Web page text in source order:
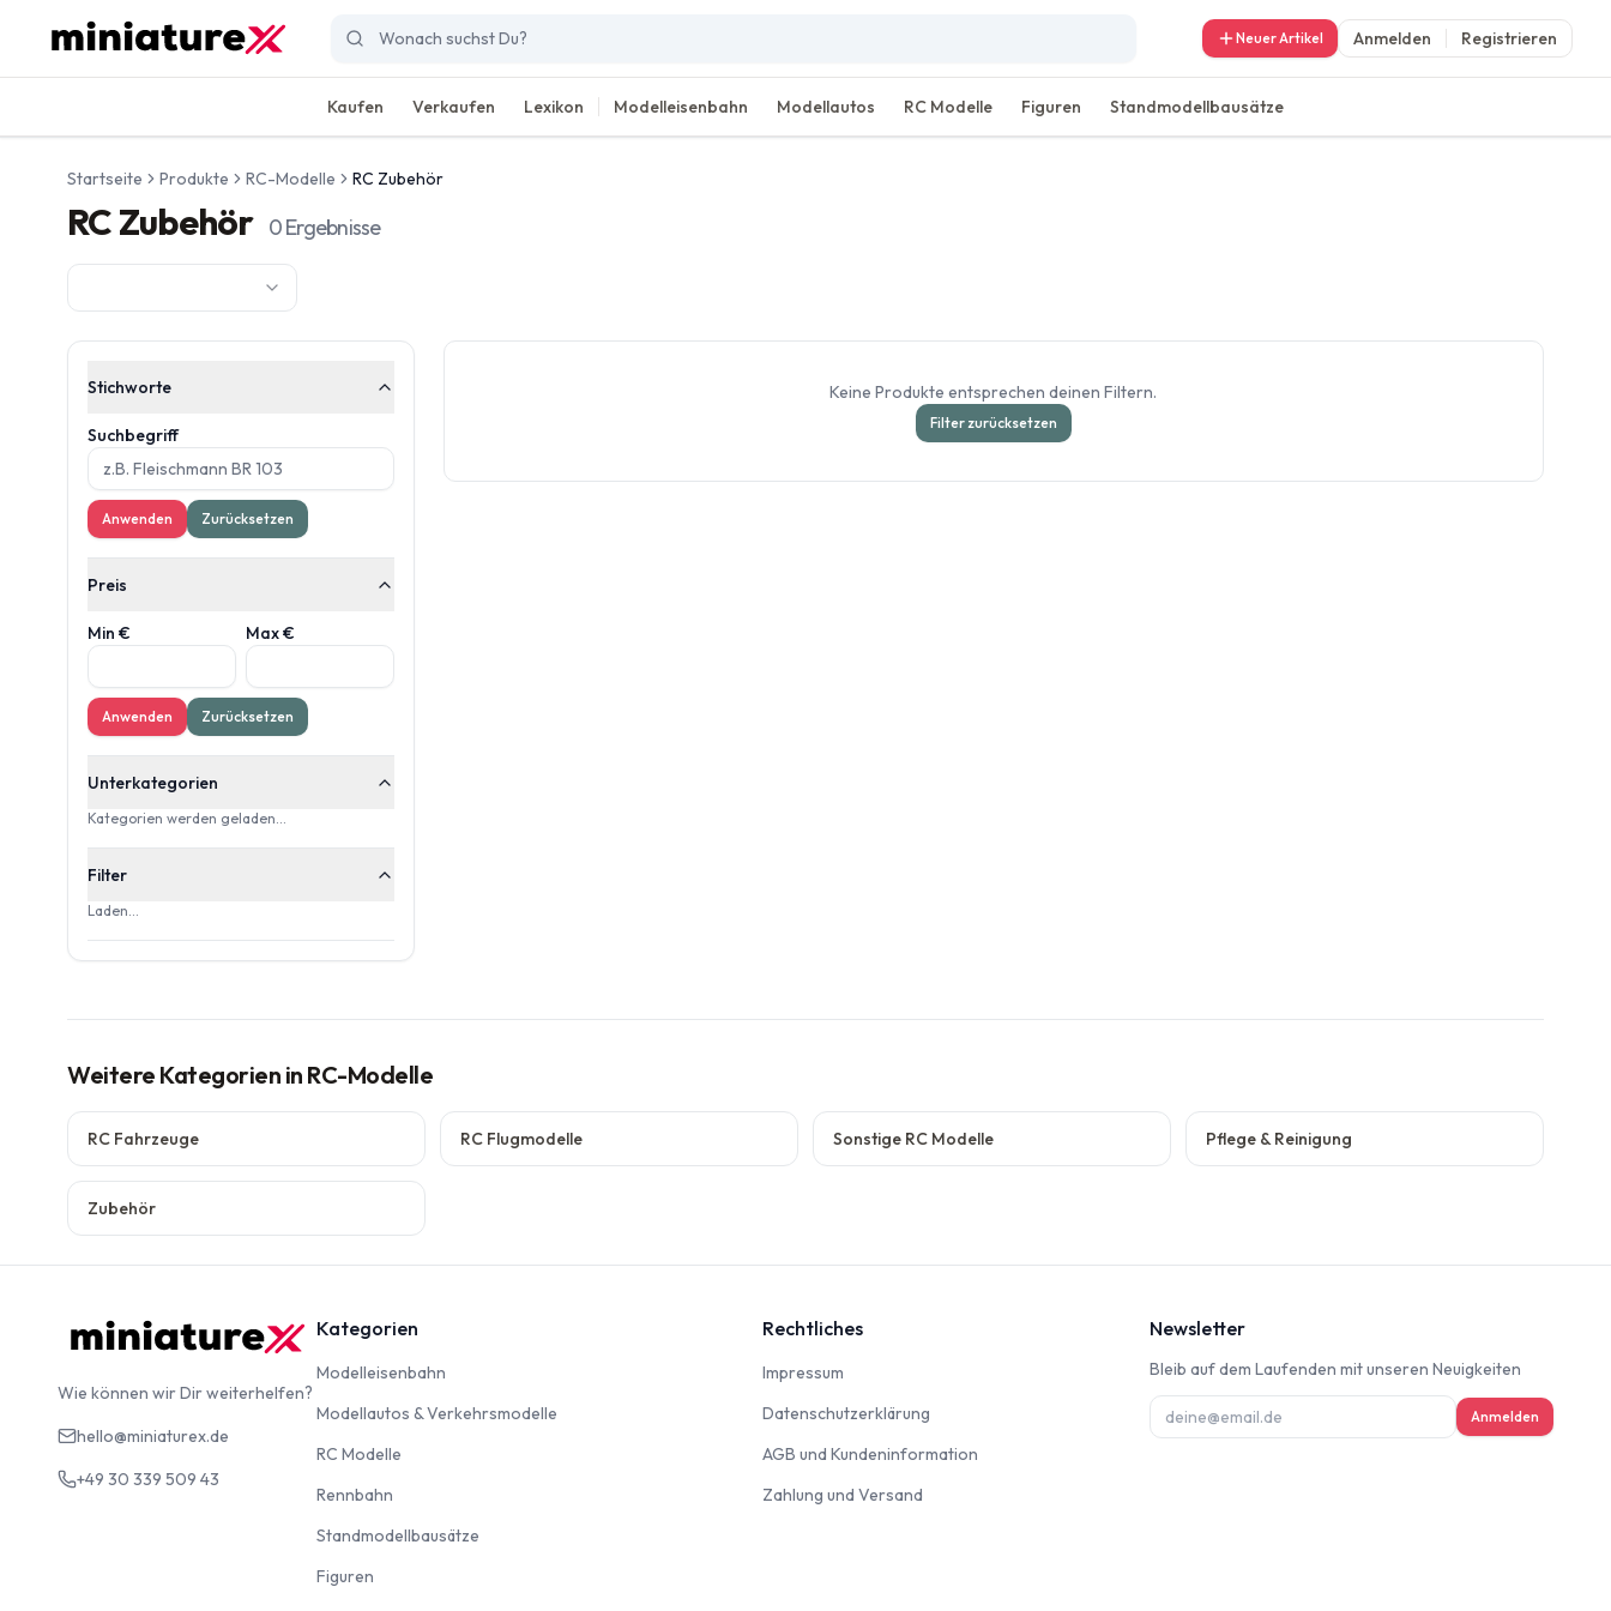
Neuer Artikel Anmelden Registrieren
Kaufen Verkaufen Lexikon Modelleisenbahn Modellautos RC Modelle Figuren Standmodellbausätze
Startseite Produkte RC-Modelle RC Zubehör
RC Zubehör 0Ergebnisse
Stichworte
Suchbegriff
Anwenden Zurücksetzen
Preis
Min € Max €
Anwenden Zurücksetzen
Unterkategorien
Kategorien werden geladen…
Filter
Laden…
Keine Produkte entsprechen deinen Filtern.
Filter zurücksetzen
Weitere Kategorien in RC-Modelle
RC Fahrzeuge RC Flugmodelle Sonstige RC Modelle Pflege & Reinigung
Zubehör
Wie können wir Dir weiterhelfen?
hello@miniaturex.de
+49 30 339 509 43
Kategorien
Modelleisenbahn
Modellautos & Verkehrsmodelle Modellautos & Verkehrsmodelle
RC Modelle
Rennbahn
Standmodellbausätze
Figuren
Rechtliches
ImpressumImpressum
DatenschutzerklärungDatenschutzerklärung
AGB und KundeninformationAGB und Kundeninformation
Zahlung und VersandZahlung und Versand
Newsletter
Bleib auf dem Laufenden mit unseren Neuigkeiten
Anmelden